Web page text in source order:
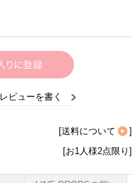
レビューを書く
[送料について
]
[お1人様2点限り]